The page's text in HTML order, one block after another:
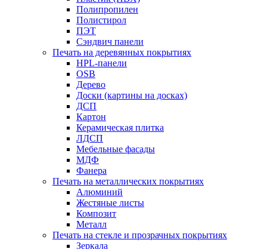
Полипропилен
Полистирол
ПЭТ
Сэндвич панели
Печать на деревянных покрытиях
HPL-панели
OSB
Дерево
Доски (картины на досках)
ДСП
Картон
Керамическая плитка
ЛДСП
Мебельные фасады
МДФ
Фанера
Печать на металлических покрытиях
Алюминий
Жестяные листы
Композит
Металл
Печать на стекле и прозрачных покрытиях
Зеркала